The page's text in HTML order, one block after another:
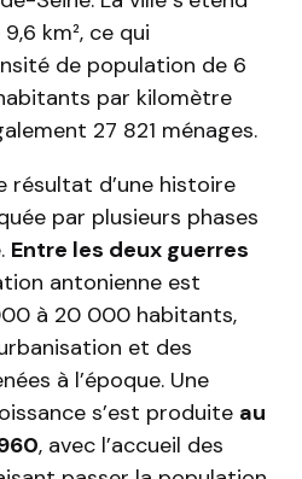
km², ce qui
de population de 6
par kilomètre
27 821 ménages.
d’une histoire
par plusieurs phases
Entre les deux guerres
antonienne est
à 20 000 habitants,
et des
à l’époque. Une
s’est produite au
, avec l’accueil des